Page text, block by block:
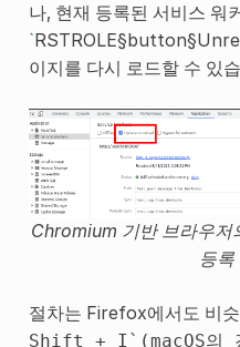
나, 현재 등록된 서비스 워
`
이지를 다시 로드할 수 있
Chromium 기반 브라우저
등록
절차는 Firefox에서도 비
Shift
+ I`(macOS의